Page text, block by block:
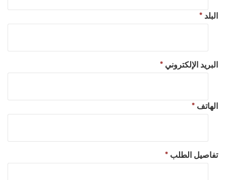
البلد *
البريد الإلكتروني *
الهاتف *
تفاصيل الطلب *